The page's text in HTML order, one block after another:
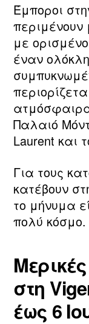
Έμποροι
περιμένουν
με
έναν
Παλαιό
Laurent και
Για τους
κατέβουν
το μήνυμα
πολύ κόσμο.
στη
έως 6